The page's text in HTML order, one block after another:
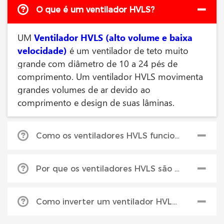
O que é um ventilador HVLS?
UM Ventilador HVLS (alto volume e baixa
velocidade) é um ventilador de teto muito
grande com diâmetro de 10 a 24 pés de
comprimento. Um ventilador HVLS movimenta
grandes volumes de ar devido ao
comprimento e design de suas lâminas.
Como os ventiladores HVLS funcionam para resfriar uma área?
Fãs HVLS
quebrar o ar úmido e acelerar a
evaporação para produzir um efeito de
aerofólio do Serco ATEC produz uma coluna de
Por que os ventiladores HVLS são mais eficientes?
Como eles cobrem mais área, eles economizam
dinheiro em comparação a ter muitos
Como inverter um ventilador HVLS aquece uma área?